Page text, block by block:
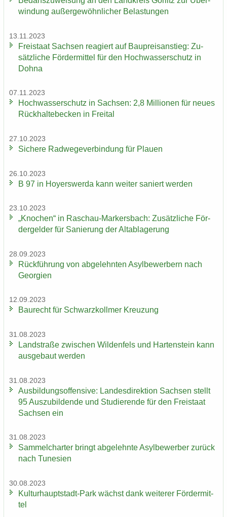
win­dung au­ßer­ge­wöhn­li­cher Be­las­tun­gen
13.11.2023
Frei­staat Sach­sen re­agiert auf Bau­preis­an­stieg: Zu­
sätz­li­che För­der­mit­tel für den Hoch­was­ser­schutz in
Dohna
07.11.2023
Hoch­was­ser­schutz in Sach­sen: 2,8 Mil­lio­nen für neues
Rück­hal­te­be­cken in Frei­tal
27.10.2023
Si­che­re Rad­we­ge­ver­bin­dung für Plau­en
26.10.2023
B 97 in Ho­yers­wer­da kann wei­ter sa­niert wer­den
23.10.2023
„Kno­chen“ in Raschau-​Markersbach: Zu­sätz­li­che För­
der­gel­der für Sa­nie­rung der Alt­ab­la­ge­rung
28.09.2023
Rück­füh­rung von ab­ge­lehn­ten Asyl­be­wer­bern nach
Ge­or­gi­en
12.09.2023
Bau­recht für Schwarz­koll­mer Kreu­zung
31.08.2023
Land­stra­ße zwi­schen Wil­den­fels und Har­ten­stein kann
aus­ge­baut wer­den
31.08.2023
Aus­bil­dungs­of­fen­si­ve: Lan­des­di­rek­ti­on Sach­sen stellt
95 Aus­zu­bil­den­de und Stu­die­ren­de für den Frei­staat
Sach­sen ein
31.08.2023
Sam­mel­char­ter bringt ab­ge­lehn­te Asyl­be­wer­ber zu­rück
nach Tu­ne­si­en
30.08.2023
Kulturhauptstadt-​Park wächst dank wei­te­rer För­der­mit­
tel